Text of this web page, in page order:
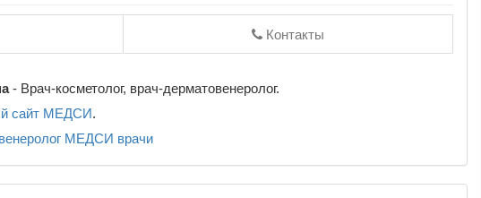
Контакты
- Врач-косметолог, врач-дерматовенеролог.
сайт МЕДСИ.
МЕДСИ врачи